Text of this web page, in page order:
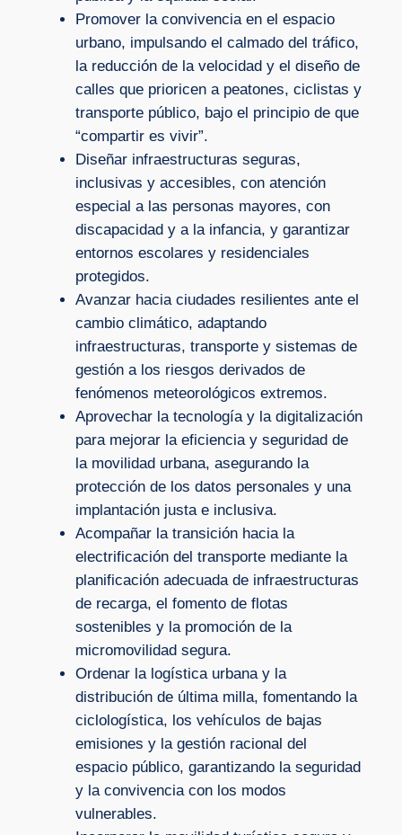
Promover la convivencia en el espacio
urbano, impulsando el calmado del tráfico,
la reducción de la velocidad y el diseño de
calles que prioricen a peatones, ciclistas y
transporte público, bajo el principio de que
“compartir es vivir”.
Diseñar infraestructuras seguras,
inclusivas y accesibles, con atención
especial a las personas mayores, con
discapacidad y a la infancia, y garantizar
entornos escolares y residenciales
protegidos.
Avanzar hacia ciudades resilientes ante el
cambio climático, adaptando
infraestructuras, transporte y sistemas de
gestión a los riesgos derivados de
fenómenos meteorológicos extremos.
Aprovechar la tecnología y la digitalización
para mejorar la eficiencia y seguridad de
la movilidad urbana, asegurando la
protección de los datos personales y una
implantación justa e inclusiva.
Acompañar la transición hacia la
electrificación del transporte mediante la
planificación adecuada de infraestructuras
de recarga, el fomento de flotas
sostenibles y la promoción de la
micromovilidad segura.
Ordenar la logística urbana y la
distribución de última milla, fomentando la
ciclologística, los vehículos de bajas
emisiones y la gestión racional del
espacio público, garantizando la seguridad
y la convivencia con los modos
vulnerables.